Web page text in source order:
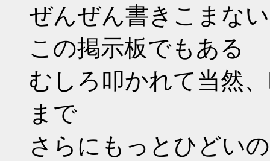
ぜんぜん書きこまな
この掲示板でもある
むしろ叩かれて当然
まで
さらにもっとひどい